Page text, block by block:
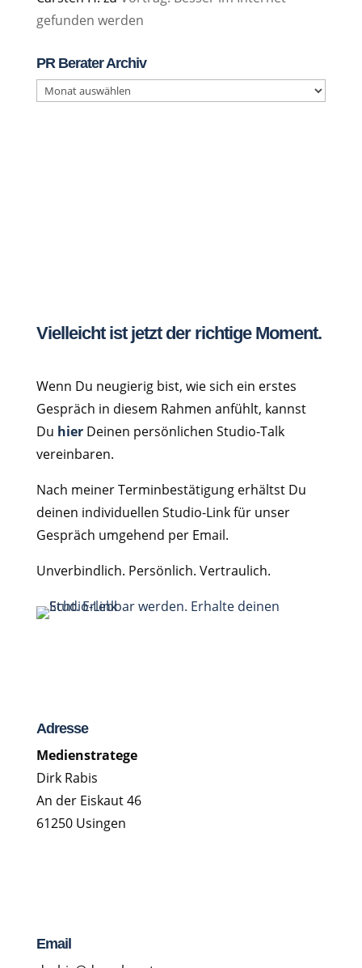
gefunden werden
PR Berater Archiv
PR
Vielleicht ist jetzt der richtige Moment.
Wenn Du neugierig bist, wie sich ein erstes
Gespräch in diesem Rahmen anfühlt, kannst
Du hierDeinen persönlichen Studio-Talk
vereinbaren.
Nach meiner Terminbestätigung erhältst Du
deinen individuellen Studio-Link für unser
Gespräch umgehend per Email.
Unverbindlich. Persönlich. Vertraulich.
Adresse
Medienstratege
Dirk Rabis
An der Eiskaut 46
61250 Usingen
Email